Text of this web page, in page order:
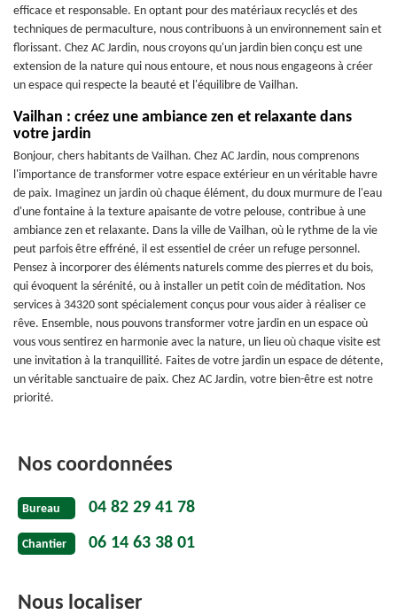
efficace et responsable. En optant pour des matériaux recyclés et des
techniques de permaculture, nous contribuons à un environnement sain et
florissant. Chez AC Jardin, nous croyons qu'un jardin bien conçu est une
extension de la nature qui nous entoure, et nous nous engageons à créer
un espace qui respecte la beauté et l'équilibre de Vailhan.
Vailhan : créez une ambiance zen et relaxante dans
votre jardin
Bonjour, chers habitants de Vailhan. Chez AC Jardin, nous comprenons
l'importance de transformer votre espace extérieur en un véritable havre
de paix. Imaginez un jardin où chaque élément, du doux murmure de l'eau
d'une fontaine à la texture apaisante de votre pelouse, contribue à une
ambiance zen et relaxante. Dans la ville de Vailhan, où le rythme de la vie
peut parfois être effréné, il est essentiel de créer un refuge personnel.
Pensez à incorporer des éléments naturels comme des pierres et du bois,
qui évoquent la sérénité, ou à installer un petit coin de méditation. Nos
services à 34320 sont spécialement conçus pour vous aider à réaliser ce
rêve. Ensemble, nous pouvons transformer votre jardin en un espace où
vous vous sentirez en harmonie avec la nature, un lieu où chaque visite est
une invitation à la tranquillité. Faites de votre jardin un espace de détente,
un véritable sanctuaire de paix. Chez AC Jardin, votre bien-être est notre
priorité.
Nos coordonnées
Bureau 04 82 29 41 78
Chantier 06 14 63 38 01
Nous localiser